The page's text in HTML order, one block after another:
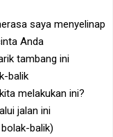
saya menyelinap
Anda
tambang ini
balik
melakukan ini?
jalan ini
balik)